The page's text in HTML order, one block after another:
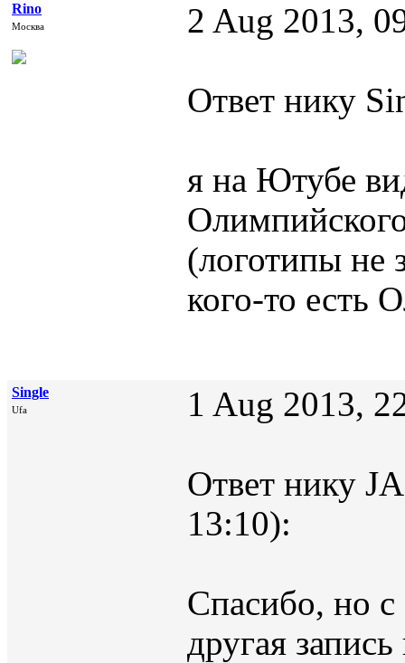
Rino
Москва 2 Aug 2013,
Ответ нику
я на Ютубе
(логотипы
кого-то есть
Single
Ufa 1 Aug 2013,
Ответ нику
13:10):
Спасибо, но с
другая